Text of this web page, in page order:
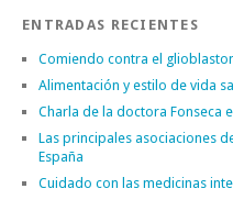
ENTRADAS RECIENTES
Comiendo contra el
Alimentación y estilo de vida
Charla de la doctora Fonseca
Las principales asociaciones
España
Cuidado con las medicinas